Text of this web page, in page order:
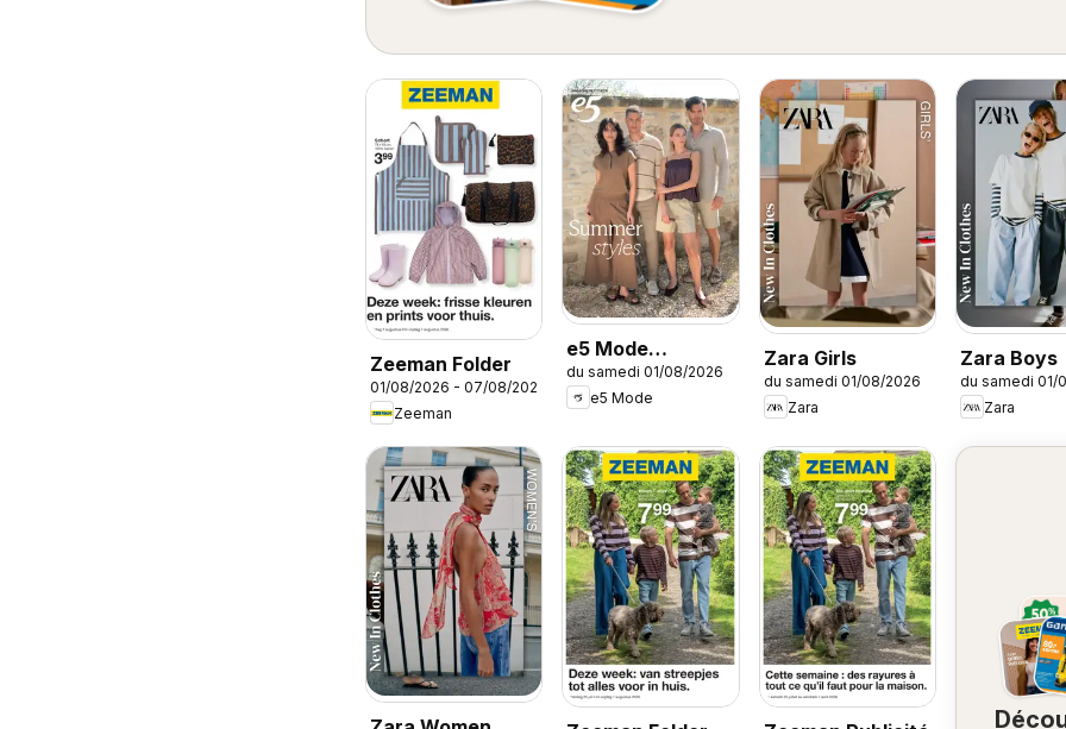
Zeeman Folder
01/08/2026 - 07/08/2026
Zeeman
e5 Mode
Publicité
du samedi 01/08/2026
e5 Mode
Zara Girls
du samedi 01/08/2026
Zara
Zara Boys
du samedi 01/
Zara